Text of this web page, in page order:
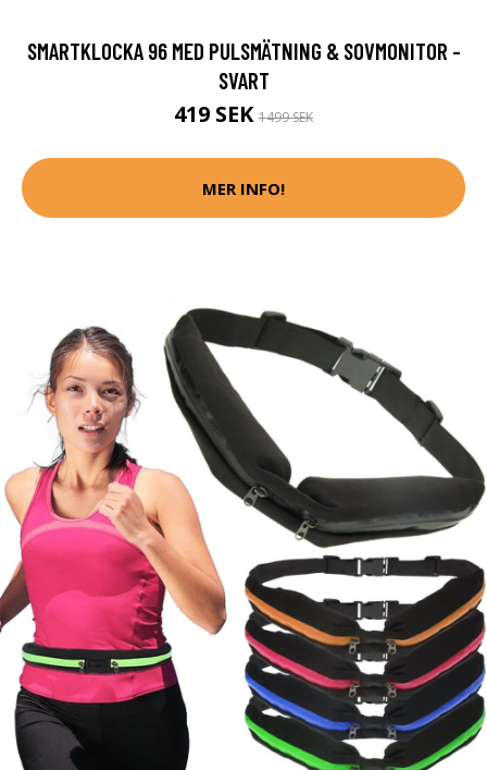
SMARTKLOCKA 96 MED PULSMÄTNING & SOVMONITOR -
SVART
419 SEK 1499 SEK
MER INFO!